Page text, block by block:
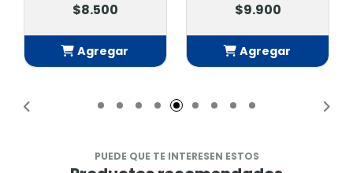
$8.500
Agregar
$9.900
Agregar
PUEDE QUE TE INTERESEN ESTOS